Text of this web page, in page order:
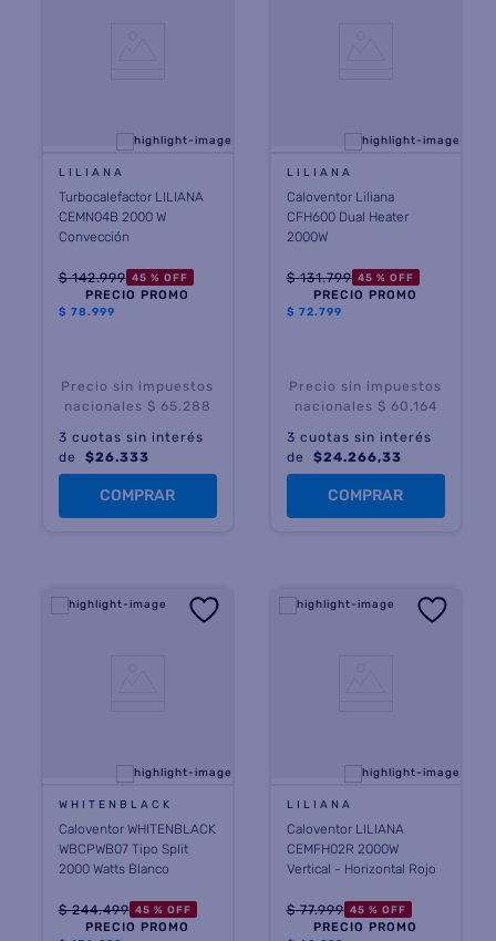
LILIANA
Turbocalefactor LILIANA
CEMN04B 2000 W
Convección
$ 142.999 45 % OFF
PRECIO PROMO
$ 78.999
Precio sin impuestos
nacionales $ 65.288
3 cuotas sin interés
de $26.333
COMPRAR
LILIANA
Caloventor Liliana
CFH600 Dual Heater
2000W
$ 131.799 45 % OFF
PRECIO PROMO
$ 72.799
Precio sin impuestos
nacionales $ 60.164
3 cuotas sin interés
de $24.266,33
COMPRAR
WHITENBLACK
Caloventor WHITENBLACK
WBCPWB07 Tipo Split
2000 Watts Blanco
$ 244.499 45 % OFF
PRECIO PROMO
LILIANA
Caloventor LILIANA
CEMFH02R 2000W
Vertical - Horizontal Rojo
$ 77.999 45 % OFF
PRECIO PROMO